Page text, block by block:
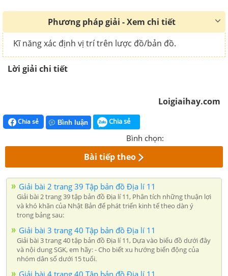
Phương pháp giải - Xem chi tiết
Kĩ năng xác định vị trí trên lược đồ/bản đồ.
Lời giải chi tiết
Loigiaihay.com
Chia sẻ Bình luận Chia sẻ
Bình chọn:
Bài tiếp theo
Giải bài 2 trang 39 Tập bản đồ Địa lí 11
Giải bài 2 trang 39 tập bản đồ Địa lí 11, Phân tích những thuận lợi
và khó khăn của Nhật Bản để phát triển kinh tế theo dàn ý
trong bảng sau:
Giải bài 3 trang 40 Tập bản đồ Địa lí 11
Giải bài 3 trang 40 tập bản đồ Địa lí 11, Dựa vào biểu đồ dưới đây
và nội dung SGK, em hãy: - Cho biết xu hướng biến động của
nhóm dân số dưới 15 tuổi.
Giải bài 4 trang 40 Tập bản đồ Địa lí 11